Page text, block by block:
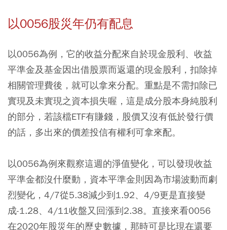
以0056股災年仍有配息
以0056為例，它的收益分配來自於現金股利、收益
平準金及基金因出借股票而返還的現金股利，扣除掉
相關管理費後，就可以拿來分配。重點是不需扣除已
實現及未實現之資本損失喔，這是成分股本身純股利
的部分，若該檔ETF有賺錢，股價又沒有低於發行價
的話，多出來的價差投信有權利可拿來配。
以0056為例來觀察這週的淨值變化，可以發現收益
平準金都沒什麼動，資本平準金則因為市場波動而劇
烈變化，4/7從5.38減少到1.92、4/9更是直接變
成-1.28、4/11收盤又回漲到2.38。直接來看0056
在2020年股災年的歷史數據，那時可是比現在還要